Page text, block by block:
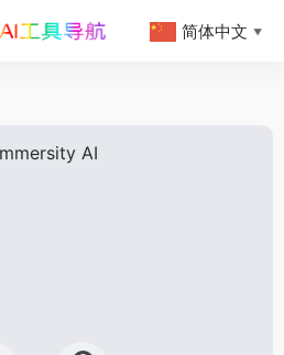
简体中文 ▼